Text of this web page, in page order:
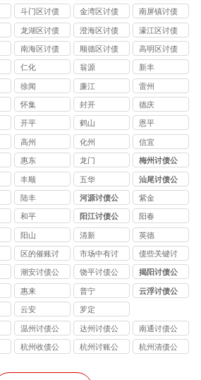
公司
公司
公司
斗门区讨债
公司
金湾区讨债
公司
南屏镇讨债
公司
龙湖区讨债
公司
澄海区讨债
公司
濠江区讨债
公司
南海区讨债
公司
顺德区讨债
公司
高明区讨债
公司
仁化 翁源 新丰
徐闻 廉江 雷州
怀集 封开 德庆
开平 鹤山 恩平
高州 化州 信宜
惠东 龙门
梅州讨债公
司
丰顺 五华
汕尾讨债公
司
陆丰
河源讨债公
司
紫金
和平
阳江讨债公
司
阳春
阳山 清新 英德
区的催账讨
债公司
市场中有讨
债公司
债些关键讨
债公司
潮安讨债公
司
饶平讨债公
司
揭阳讨债公
司
惠来 普宁
云浮讨债公
云安 罗定
温州讨债公
司
达州讨债公
司
南通讨债公
司借款写借
杭州收债公
杭州讨账公
杭州清债公